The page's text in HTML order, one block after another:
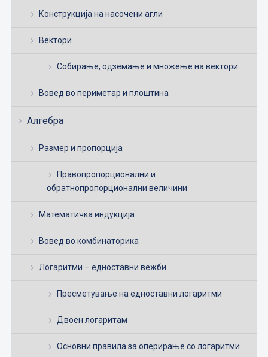
Конструкција на насочени агли
Вектори
Собирање, одземање и множење на вектори
Вовед во периметар и плоштина
Алгебра
Размер и пропорција
Правопропорционални и
обратнопропорционални величини
Математичка индукција
Вовед во комбинаторика
Логаритми – едноставни вежби
Пресметување на едноставни логаритми
Двоен логаритам
Основни правила за оперирање со логаритми